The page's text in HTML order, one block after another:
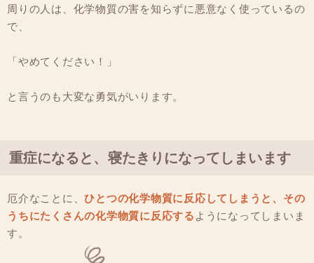
周りの人は、化学物質の害を知らずに悪意なく使っているの
で、
「やめてください！」
と言うのも大変な勇気がいります。
重症になると、寝たきりになってしまいます
厄介なことに、ひとつの化学物質に反応してしまうと、その
うちにたくさんの化学物質に反応する ようになってしまいま
す。